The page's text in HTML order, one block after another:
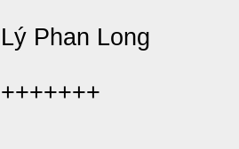
Lý Phan Long
+++++++